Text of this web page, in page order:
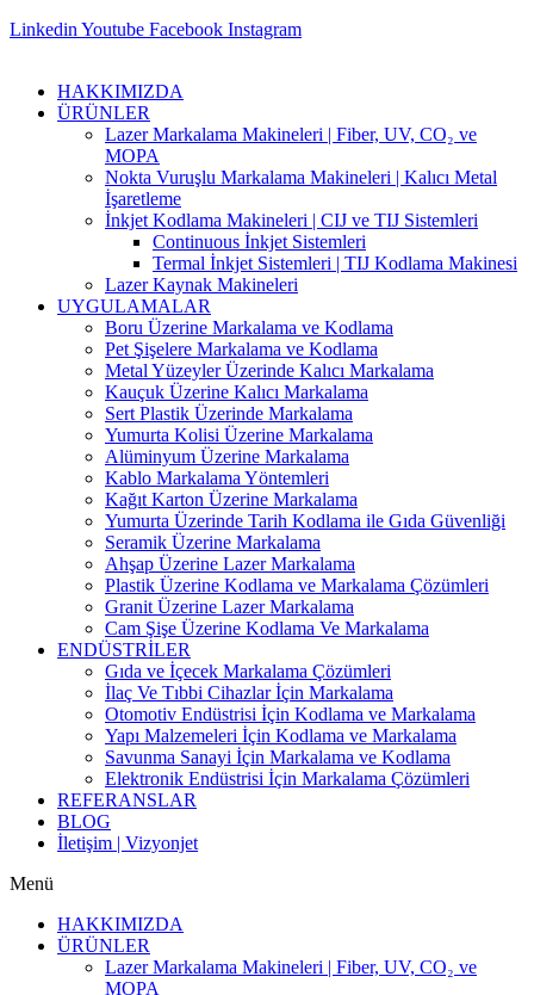
Linkedin Youtube Facebook Instagram
HAKKIMIZDA
ÜRÜNLER
Lazer Markalama Makineleri | Fiber, UV, CO₂ ve
MOPA
Nokta Vuruşlu Markalama Makineleri | Kalıcı Metal
İşaretleme
İnkjet Kodlama Makineleri | CIJ ve TIJ Sistemleri
Continuous İnkjet Sistemleri
Termal İnkjet Sistemleri | TIJ Kodlama Makinesi
Lazer Kaynak Makineleri
UYGULAMALAR
Boru Üzerine Markalama ve Kodlama
Pet Şişelere Markalama ve Kodlama
Metal Yüzeyler Üzerinde Kalıcı Markalama
Kauçuk Üzerine Kalıcı Markalama
Sert Plastik Üzerinde Markalama
Yumurta Kolisi Üzerine Markalama
Alüminyum Üzerine Markalama
Kablo Markalama Yöntemleri
Kağıt Karton Üzerine Markalama
Yumurta Üzerinde Tarih Kodlama ile Gıda Güvenliği
Seramik Üzerine Markalama
Ahşap Üzerine Lazer Markalama
Plastik Üzerine Kodlama ve Markalama Çözümleri
Granit Üzerine Lazer Markalama
Cam Şişe Üzerine Kodlama Ve Markalama
ENDÜSTRİLER
Gıda ve İçecek Markalama Çözümleri
İlaç Ve Tıbbi Cihazlar İçin Markalama
Otomotiv Endüstrisi İçin Kodlama ve Markalama
Yapı Malzemeleri İçin Kodlama ve Markalama
Savunma Sanayi İçin Markalama ve Kodlama
Elektronik Endüstrisi İçin Markalama Çözümleri
REFERANSLAR
BLOG
İletişim | Vizyonjet
Menü
HAKKIMIZDA
ÜRÜNLER
Lazer Markalama Makineleri | Fiber, UV, CO₂ ve
MOPA